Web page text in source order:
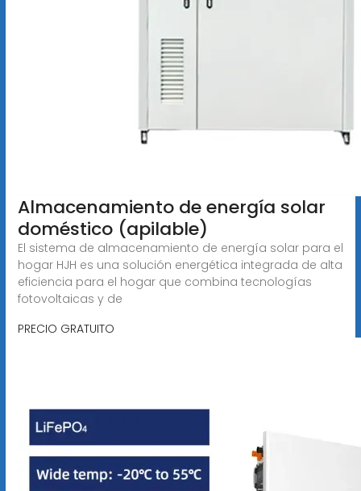
Almacenamiento de energía solar
doméstico (apilable)
El sistema de almacenamiento de energía solar para el
hogar HJH es una solución energética integrada de alta
eficiencia para el hogar que combina tecnologías
fotovoltaicas y de
PRECIO GRATUITO